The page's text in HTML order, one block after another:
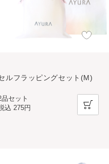
ルフラッピングセット(M)
品セット
込 275円